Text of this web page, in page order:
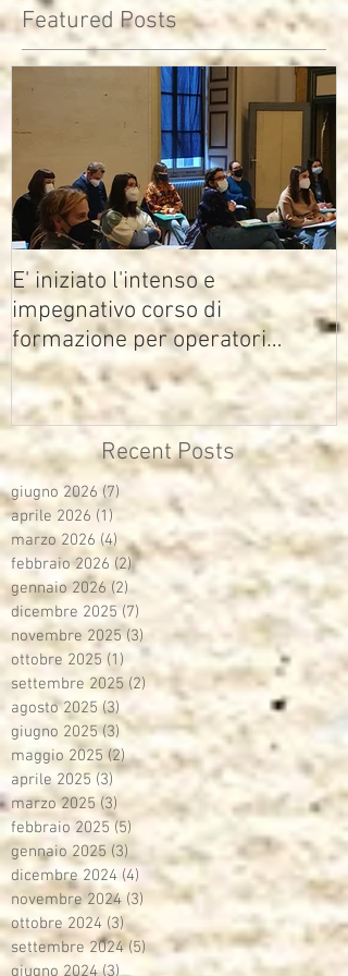
Featured Posts
E' iniziato l'intenso e
impegnativo corso di
formazione per operatori
multimediali Avisco
Recent Posts
giugno 2026 (7)
aprile 2026 (1)1 post
marzo 2026 (4) 4 post
febbraio 2026 (2) 2 post
gennaio 2026 (2)2 post
dicembre 2025 (7)
novembre 2025 (3)3 post
ottobre 2025 (1) 1 post
settembre 2025 (2) 2 post
agosto 2025 (3) 3 post
giugno 2025 (3) 3 post
maggio 2025 (2)2 post
aprile 2025 (3)3 post
marzo 2025 (3) 3 post
febbraio 2025 (5)
gennaio 2025 (3)3 post
dicembre 2024 (4) 4 post
novembre 2024 (3) 3 post
ottobre 2024 (3) 3 post
settembre 2024 (5)5 post
giugno 2024 (3)3 post